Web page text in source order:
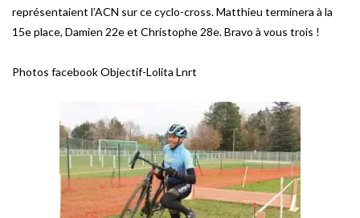
représentaient l’ACN sur ce cyclo-cross. Matthieu terminera à la
15e place, Damien 22e et Christophe 28e. Bravo à vous trois !
Photos facebook Objectif-Lolita Lnrt